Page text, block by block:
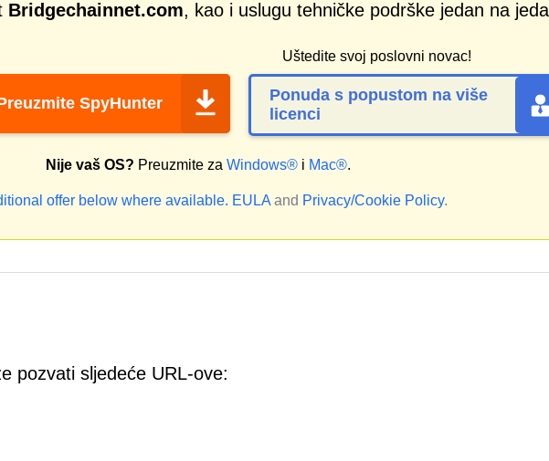
Bridgechainnet.com, kao i uslugu tehničke podrške jedan na
SpyHunter
Uštedite svoj poslovni novac!
Ponuda s popustom na više
licenci
Nije vaš OS? Preuzmite za Windows® i Mac®.
offer below where available. EULA and Privacy/Cookie Policy.
pozvati sljedeće URL-ove: